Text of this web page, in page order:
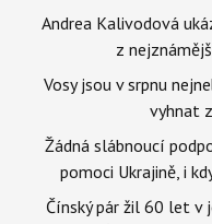
Andrea Kalivodová
z
Vosy jsou v srpnu
vyhnat
Žádná slábnoucí
pomoci Ukrajině, i
Čínský pár žil 60 let v